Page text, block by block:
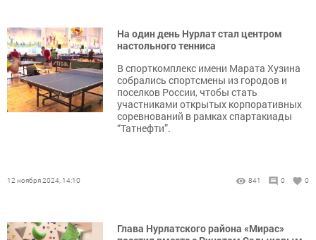
На один день Нурлат стал центром
настольного тенниса
В спорткомплекс имени Марата Хузина
собрались спортсмены из городов и
поселков России, чтобы стать
участниками открытых корпоративных
соревнований в рамках спартакиады
“Татнефти”.
12 ноября 2024, 14:10 841 0 0
Глава Нурлатского района «Мирас»